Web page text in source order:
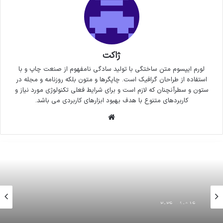
ژاکت
لورم ایپسوم متن ساختگی با تولید سادگی نامفهوم از صنعت چاپ و با
استفاده از طراحان گرافیک است. چاپگرها و متون بلکه روزنامه و مجله در
ستون و سطرآنچنان که لازم است و برای شرایط فعلی تکنولوژی مورد نیاز و
کاربردهای متنوع با هدف بهبود ابزارهای کاربردی می باشد.